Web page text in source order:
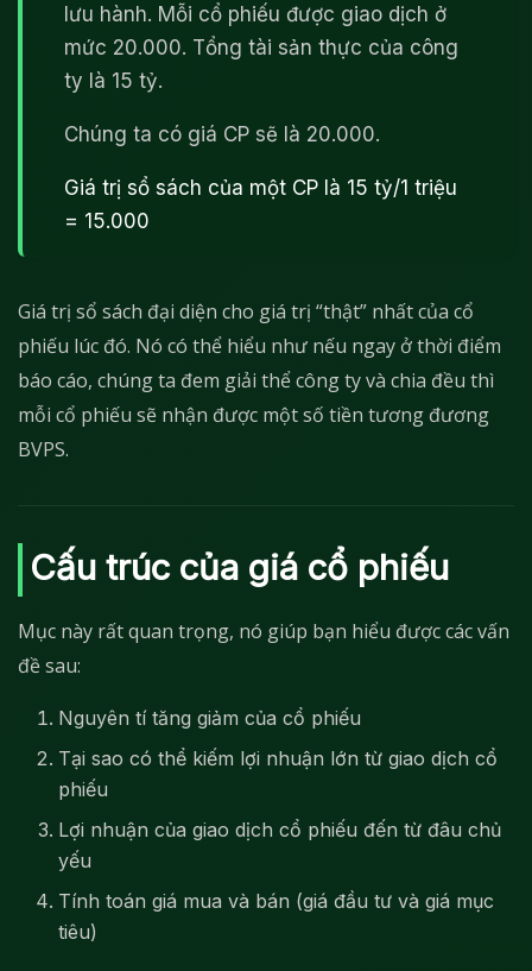
lưu hành. Mỗi cổ phiếu được giao dịch ở
mức 20.000. Tổng tài sản thực của công
ty là 15 tỷ.
Chúng ta có giá CP sẽ là 20.000.
Giá trị sổ sách của một CP là 15 tỷ/1 triệu
= 15.000
Giá trị sổ sách đại diện cho giá trị “thật” nhất của cổ
phiếu lúc đó. Nó có thể hiểu như nếu ngay ở thời điểm
báo cáo, chúng ta đem giải thể công ty và chia đều thì
mỗi cổ phiếu sẽ nhận được một số tiền tương đương
BVPS.
Cấu trúc của giá cổ phiếu
Mục này rất quan trọng, nó giúp bạn hiểu được các vấn
đề sau:
Nguyên tí tăng giảm của cổ phiếu
Tại sao có thể kiếm lợi nhuận lớn từ giao dịch cổ
phiếu
Lợi nhuận của giao dịch cổ phiếu đến từ đâu chủ
yếu
Tính toán giá mua và bán (giá đầu tư và giá mục
tiêu)